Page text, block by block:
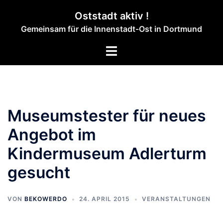
springen
Oststadt aktiv !
Gemeinsam für die Innenstadt-Ost in Dortmund
Menü
Museumstester für neues
Angebot im
Kindermuseum Adlerturm
gesucht
VON BEKOWERDO 24. APRIL 2015 VERANSTALTUNGEN